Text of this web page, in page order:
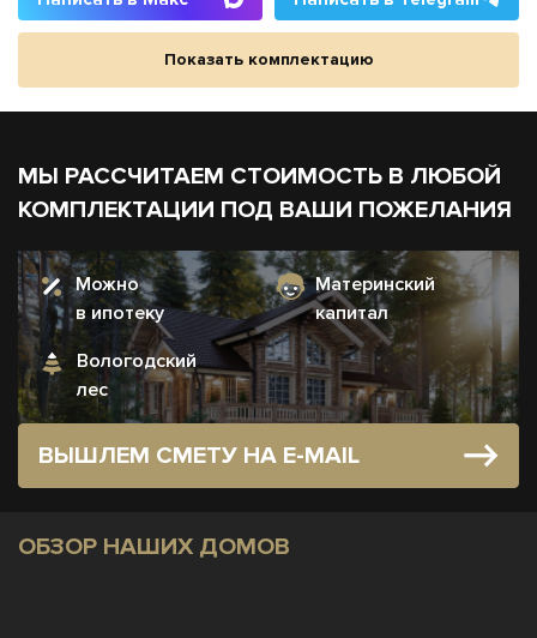
Показать комплектацию
МЫ РАССЧИТАЕМ СТОИМОСТЬ В ЛЮБОЙ
КОМПЛЕКТАЦИИ ПОД ВАШИ ПОЖЕЛАНИЯ
Можно
в ипотеку
Материнский
капитал
Вологодский
лес
ВЫШЛЕМ СМЕТУ НА E-MAIL
ОБЗОР НАШИХ ДОМОВ